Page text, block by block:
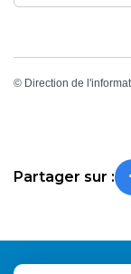
© Direction de
Partager sur :